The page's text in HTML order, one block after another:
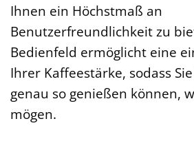
Ihnen ein Höchstmaß an
Benutzerfreundlichkeit zu
Bedienfeld ermöglicht eine
Ihrer Kaffeestärke, sodass
genau so genießen können,
mögen.